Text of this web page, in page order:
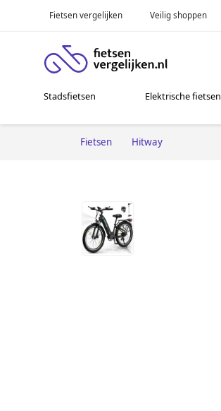
Fietsen vergelijken Veilig shoppen
Stadsfietsen Elektrische fietsen
Fietsen Hitway